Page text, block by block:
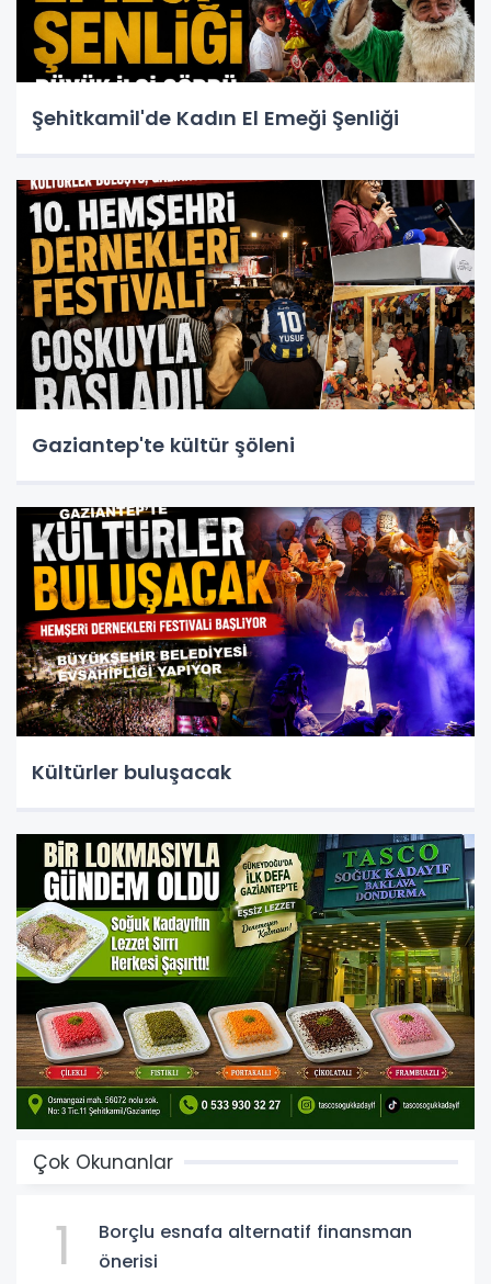
Şehitkamil'de Kadın El Emeği Şenliği
Gaziantep'te kültür şöleni
Kültürler buluşacak
Çok Okunanlar
1
Borçlu esnafa alternatif finansman
önerisi